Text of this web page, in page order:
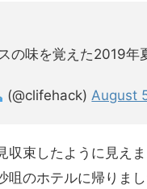
の味を覚えた2019年
(@clifehack)August
収束したように見え
のホテルに帰りまし